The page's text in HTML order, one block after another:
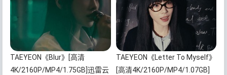
TAEYEON《Blur》[高清
4K/2160P/MP4/1.75GB]迅雷云
TAEYEON《Letter To Myself》
[高清4K/2160P/MP4/1.07GB]